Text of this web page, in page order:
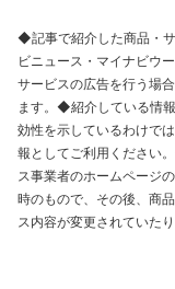
◆記事で紹介した商品・
ビニュース・マイナビウ
サービスの広告を行う場
ます。◆紹介している情
効性を示しているわけで
報としてご利用ください
ス事業者のホームページ
時のもので、その後、商
ス内容が変更されていた